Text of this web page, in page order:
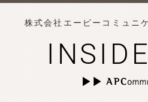
株式会社エーピーコミュニ